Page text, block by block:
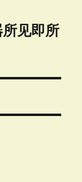
见即所